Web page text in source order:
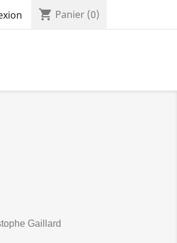
shopping_cart Panier (0)
Gaillard